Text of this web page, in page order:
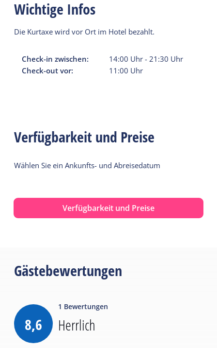
Wichtige Infos
Die Kurtaxe wird vor Ort im Hotel bezahlt.
Check-in zwischen: 14:00 Uhr -21:30 Uhr
Check-out vor:
11:00 Uhr
Verfügbarkeit und Preise
Wählen Sie ein Ankunfts- und Abreisedatum
Verfügbarkeit und Preise
Gästebewertungen
8,6
1 Bewertungen
Herrlich